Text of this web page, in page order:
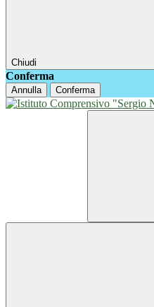
Chiudi
Conferma
Annulla Conferma